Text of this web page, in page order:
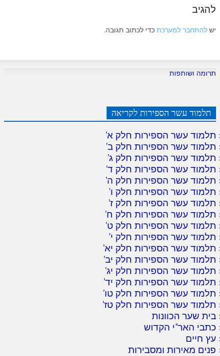
להגיב
יש להתחבר למערכת כדי לכתוב תגובה.
תרומה ושותפות
תלמוד עשר הספירות לקריאה
תלמוד עשר הספירות חלק א'
תלמוד עשר הספירות חלק ב'
תלמוד עשר הספירות חלק ג'
תלמוד עשר הספירות חלק ד'
תלמוד עשר הספירות חלק ה'
תלמוד עשר הספירות חלק ו'
תלמוד עשר הספירות חלק ז'
תלמוד עשר הספירות חלק ח'
תלמוד עשר הספירות חלק ט'
תלמוד עשר הספירות חלק י'
תלמוד עשר הספירות חלק יא'
תלמוד עשר הספירות חלק יב'
תלמוד עשר הספירות חלק יג'
תלמוד עשר הספירות חלק יד'
תלמוד עשר הספירות חלק טו'
תלמוד עשר הספירות חלק טז'
בית שער הכוונות
כתבי האר"י הקדוש
עץ חיים
פנים מאירות ומסבירות